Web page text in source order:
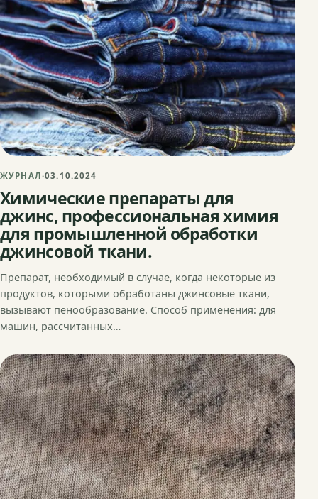
ЖУРНАЛ·03.10.2024
Химические препараты для
джинс, профессиональная химия
для промышленной обработки
джинсовой ткани.
Препарат, необходимый в случае, когда некоторые из
продуктов, которыми обработаны джинсовые ткани,
вызывают пенообразование. Способ применения: для
машин, рассчитанных…